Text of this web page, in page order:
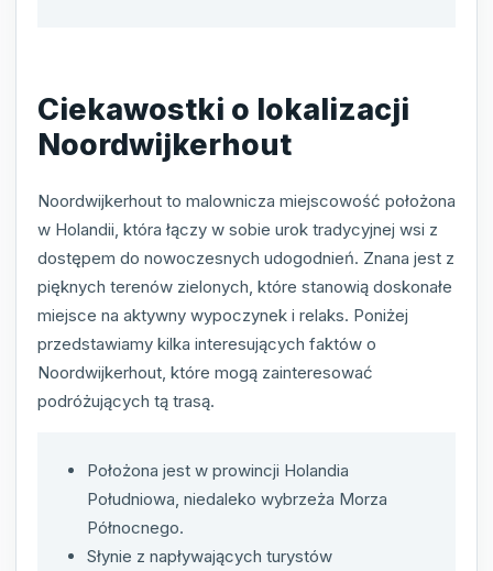
Ciekawostki o lokalizacji
Noordwijkerhout
Noordwijkerhout to malownicza miejscowość położona
w Holandii, która łączy w sobie urok tradycyjnej wsi z
dostępem do nowoczesnych udogodnień. Znana jest z
pięknych terenów zielonych, które stanowią doskonałe
miejsce na aktywny wypoczynek i relaks. Poniżej
przedstawiamy kilka interesujących faktów o
Noordwijkerhout, które mogą zainteresować
podróżujących tą trasą.
Położona jest w prowincji Holandia
Południowa, niedaleko wybrzeża Morza
Północnego.
Słynie z napływających turystów